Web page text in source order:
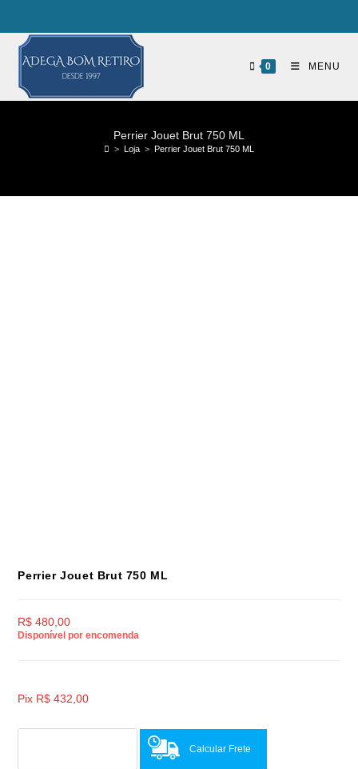
0 MENU
Perrier Jouet Brut 750 ML
> Loja > Perrier Jouet Brut 750 ML
Perrier Jouet Brut 750 ML
R$ 480,00
Disponível por encomenda
Pix R$ 432,00
Calcular Frete